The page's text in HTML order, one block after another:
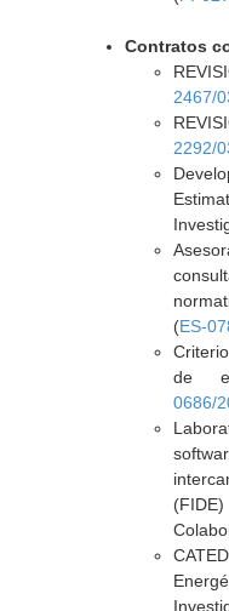
Contratos
2467/
2292/
(ES-
de
0686/